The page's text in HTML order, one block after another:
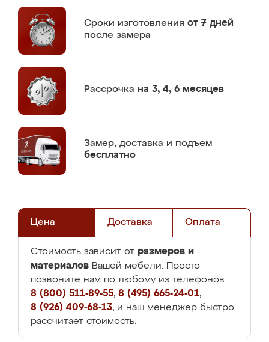
Сроки изготовления от 7 дней
после замера
Рассрочка на 3, 4, 6 месяцев
Замер, доставка и подъем
бесплатно
Цена Доставка Оплата
Стоимость зависит от размеров и
материалов Вашей мебели. Просто
позвоните нам по любому из телефонов:
8 (800) 511-89-55, 8 (495) 665-24-01,
8 (926) 409-68-13, и наш менеджер быстро
рассчитает стоимость.